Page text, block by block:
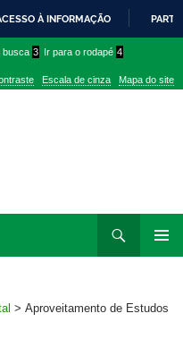
À INFORMAÇÃO
busca 3 Ir para o rodapé 4
Escala de cinza Mapa do site
> Aproveitamento de Estudos